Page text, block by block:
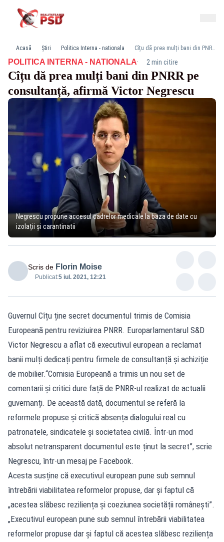
Acasă Știri Politica Interna - nationala Cîțu dă prea mulți bani din PNRR pe consultanță, afirmă Victor Negrescu
POLITICA INTERNA - NATIONALA· 2 min citire
Cîțu dă prea mulți bani din PNRR pe
consultanță, afirmă Victor Negrescu
Negrescu propune accesul cadrelor medicale la baza de date cu
izolații și carantinatii
Scris de Florin Moise
Publicat:5 iul. 2021, 12:21
Guvernul Cîțu ține secret documentul trimis de Comisia
Europeană pentru reviziuirea PNRR. Europarlamentarul S&D
Victor Negrescu a aflat că executivul european a reclamat
banii mulți dedicați pentru firmele de consultanță și achiziție
de mobilier.“Comisia Europeană a trimis un nou set de
comentarii și critici dure față de PNRR-ul realizat de actualii
guvernanți. De această dată, documentul se referă la
reformele propuse și critică absența dialogului real cu
patronatele, sindicatele și societatea civilă. Într-un mod
absolut netransparent documentul este ținut la secret”, scrie
Negrescu, într-un mesaj pe Facebook.
Acesta susține că executivul european pune sub semnul
întrebării viabilitatea reformelor propuse, dar și faptul că
„acestea slăbesc reziliența și coeziunea societății românești”.
„Executivul european pune sub semnul întrebării viabilitatea
reformelor propuse dar și faptul că acestea slăbesc reziliența